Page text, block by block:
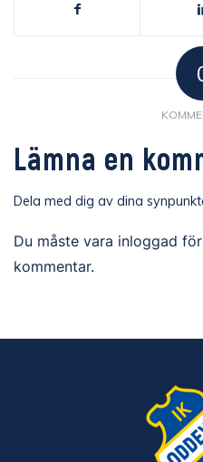
Lämna en
Dela med dig av dina
Du måste vara inloggad
kommentar.